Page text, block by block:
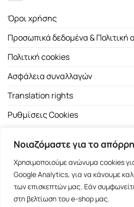
Νοιαζόμαστε για το
Χρησιμοποιούμε ανώνυμα cookies
Google Analytics, για να κάνουμε
των επισκεπτών μας. Εάν
στη βελτίωση του e-shop μας.
Όροι χρήσης
Προσωπικά δεδομένα & Πολιτική
Πολιτική cookies
Ασφάλεια συναλλαγών
Translation rights
Ρυθμίσεις Cookies
Copyright 2026 ©Εκδοτικός
reserved.